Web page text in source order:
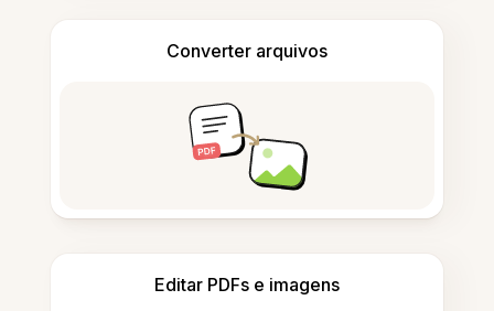
Converter arquivos
Editar PDFs e imagens